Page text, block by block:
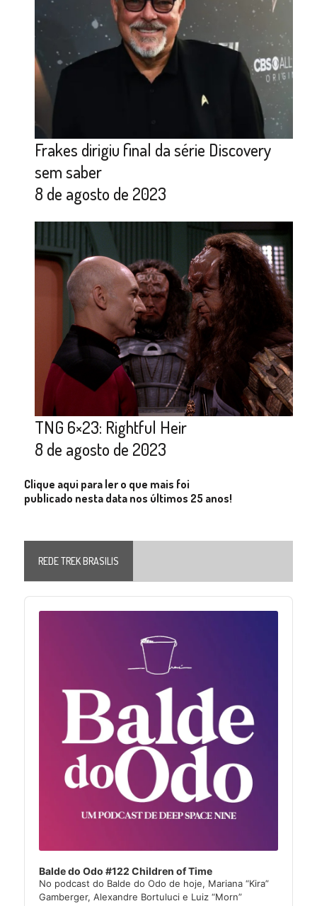
Frakes dirigiu final da série Discovery
sem saber
8 de agosto de 2023
TNG 6×23: Rightful Heir
8 de agosto de 2023
Clique aqui para ler o que mais foi
publicado nesta data nos últimos 25 anos!
REDE TREK BRASILIS
Audio
Player
Balde do Odo #122 Children of Time
No podcast do Balde do Odo de hoje, Mariana “Kira”
Gamberger, Alexandre Bortuluci e Luiz “Morn”